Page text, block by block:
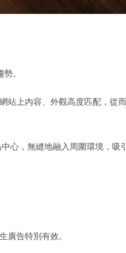
。
站上內容、外觀高度匹配，從
心，無縫地融入周圍環境，吸
廣告特別有效。